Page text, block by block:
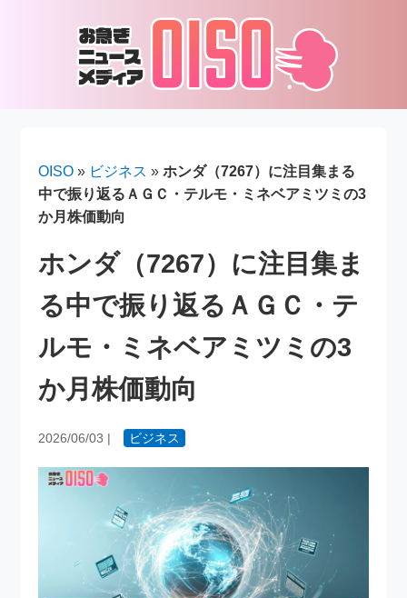
OISO » ビジネス »ホンダ（7267）に注目集まる
中で振り返るＡＧＣ・テルモ・ミネベアミツミの3
か月株価動向
ホンダ（7267）に注目集ま
る中で振り返るＡＧＣ・テ
ルモ・ミネベアミツミの3
か月株価動向
2026/06/03 | ビジネス